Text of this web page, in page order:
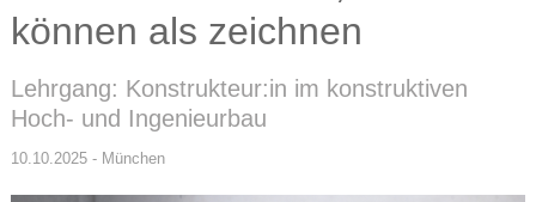
können als zeichnen
Lehrgang: Konstrukteur:in im konstruktiven
Hoch- und Ingenieurbau
10.10.2025 - München